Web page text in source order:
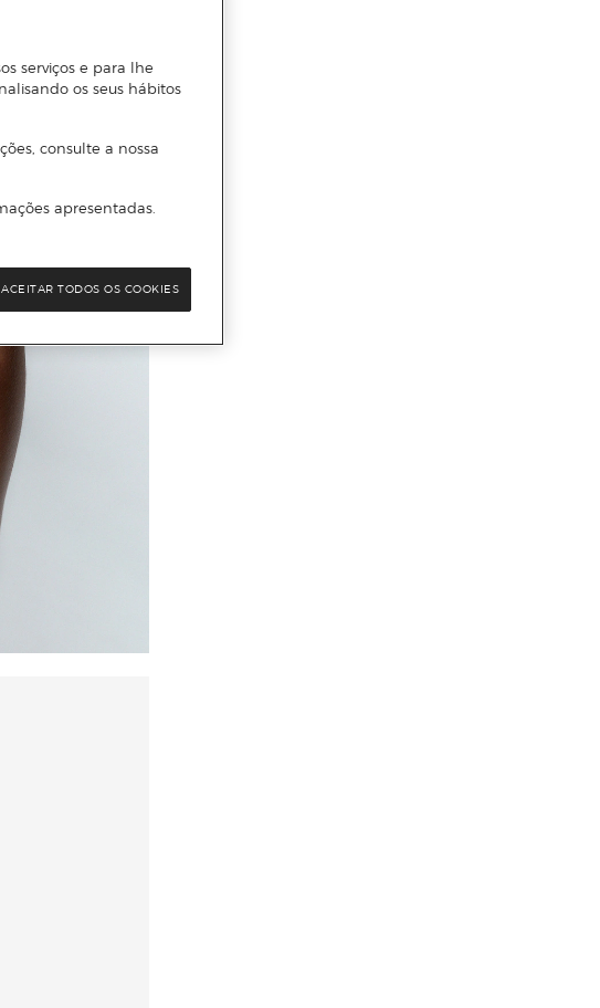
serviços e para lhe
os seus hábitos
consulte a nossa
apresentadas.
ACEITAR TODOS OS COOKIES